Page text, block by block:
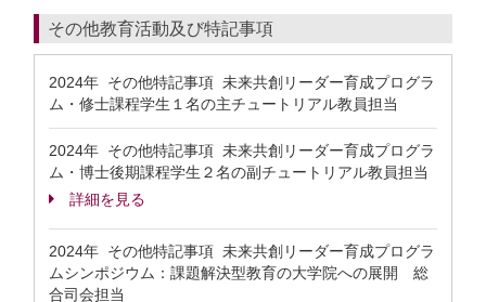
その他教育活動及び特記事項
2024年 その他特記事項 未来共創リーダー育成プログラ
ム・修士課程学生１名の主チュートリアル教員担当
2024年 その他特記事項 未来共創リーダー育成プログラ
ム・博士後期課程学生２名の副チュートリアル教員担当
詳細を見る
2024年 その他特記事項 未来共創リーダー育成プログラ
ムシンポジウム：課題解決型教育の大学院への展開 総
合司会担当